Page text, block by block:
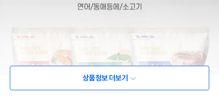
상품정보 더보기